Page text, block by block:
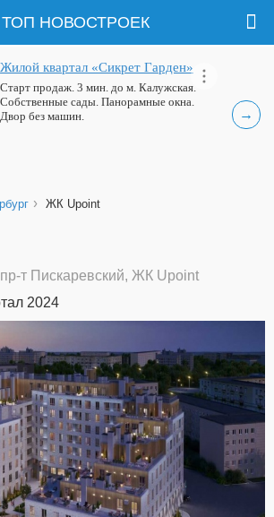
ТОП НОВОСТРОЕК
→
Жилой квартал «Сикрет Гарден»
Старт продаж. 3 мин. до м. Калужская.
Собственные сады. Панорамные окна.
Двор без машин.
› ЖК Upoint
т Пискаревский, ЖК Upoint
2024